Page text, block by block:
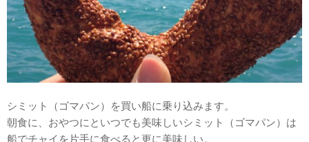
シミット（ゴマパン）を買い船に乗り込みます。
朝食に、おやつにといつでも美味しいシミット（ゴマパン）は
船でチャイを片手に食べると更に美味しい。